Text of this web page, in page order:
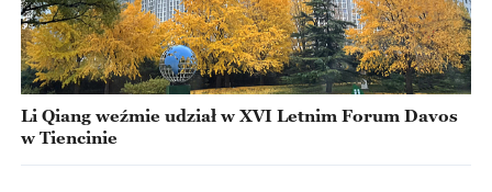
Li Qiang weźmie udział w XVI Letnim Forum Davos
w Tiencinie